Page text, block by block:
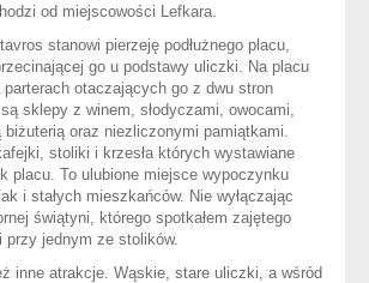
od miejscowości Lefkara.
stanowi pierzeję podłużnego placu,
go u podstawy uliczki. Na placu
parterach otaczających go z dwu stron
sklepy z winem, słodyczami, owocami,
biżuterią oraz niezliczonymi pamiątkami.
stoliki i krzesła których wystawiane
placu. To ulubione miejsce wypoczynku
i stałych mieszkańców. Nie wyłączając
świątyni, którego spotkałem zajętego
przy jednym ze stolików.
inne atrakcje. Wąskie, stare uliczki, a wśród